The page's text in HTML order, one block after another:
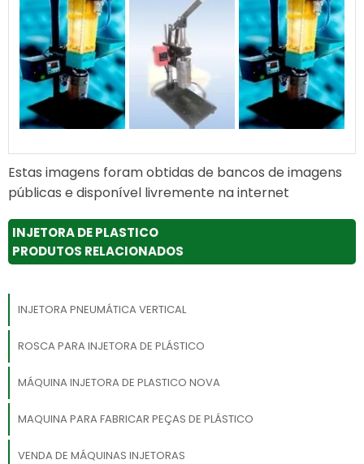
Estas imagens foram obtidas de bancos de imagens
públicas e disponível livremente na internet
INJETORA DE PLASTICO
PRODUTOS RELACIONADOS
INJETORA PNEUMÁTICA VERTICAL
ROSCA PARA INJETORA DE PLÁSTICO
MÁQUINA INJETORA DE PLASTICO NOVA
MAQUINA PARA FABRICAR PEÇAS DE PLÁSTICO
VENDA DE MÁQUINAS INJETORAS